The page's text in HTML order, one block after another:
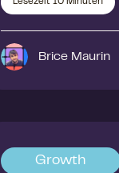
Lesezeit 10 Minuten
Brice Maurin
Growth